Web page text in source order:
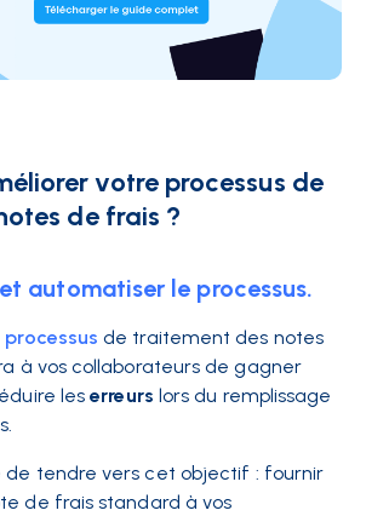
votre processus de
de frais ?
automatiser le processus.
de traitement des notes
à vos collaborateurs de gagner
les erreurs lors du remplissage
de tendre vers cet objectif : fournir
de frais standard à vos